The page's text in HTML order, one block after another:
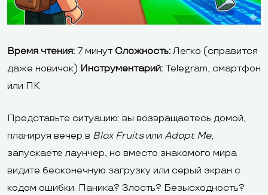
Время чтения: 7 минут Сложность:Легко (справится
даже новичок) Инструментарий: Telegram, смартфон
или ПК
Представьте ситуацию: вы возвращаетесь домой,
планируя вечер в Blox Fruitsили Adopt Me,
запускаете лаунчер, но вместо знакомого мира
видите бесконечную загрузку или серый экран с
кодом ошибки. Паника? Злость? Безысходность?